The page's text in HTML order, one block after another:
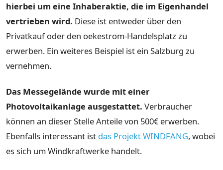
hierbei um eine Inhaberaktie, die im Eigenhandel
vertrieben wird. Diese ist entweder über den
Privatkauf oder den oekestrom-Handelsplatz zu
erwerben. Ein weiteres Beispiel ist ein Salzburg zu
vernehmen.
Das Messegelände wurde mit einer
Photovoltaikanlage ausgestattet. Verbraucher
können an dieser Stelle Anteile von 500€ erwerben.
Ebenfalls interessant ist das Projekt WINDFANG, wobei
es sich um Windkraftwerke handelt.